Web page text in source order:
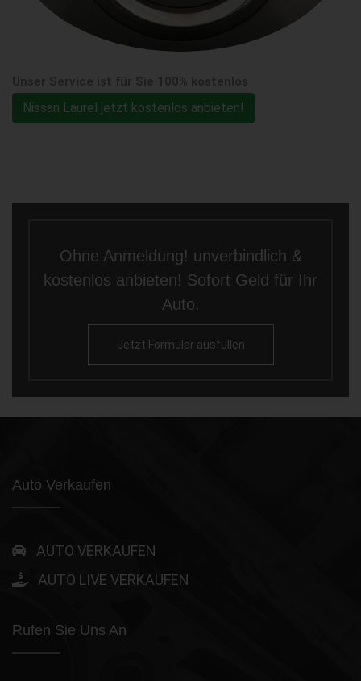
Nissan Laurel jetzt kostenlos anbieten!
Ohne Anmeldung! unverbindlich &
kostenlos anbieten! Sofort Geld für Ihr
Auto.
Jetzt Formular ausfüllen
Auto Verkaufen
AUTO VERKAUFEN
AUTO LIVE VERKAUFEN
Rufen Sie Uns An